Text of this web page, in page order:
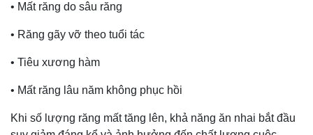
• Mất răng do sâu răng
• Răng gãy vỡ theo tuổi tác
• Tiêu xương hàm
• Mất răng lâu năm không phục hồi
Khi số lượng răng mất tăng lên, khả năng ăn nhai bắt đầu